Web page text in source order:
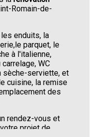
Romain-de-
enduits, la
parquet, le
à l'italienne,
WC
sèche-serviette, et
cuisine, la remise
des
rendez-vous et
projet de